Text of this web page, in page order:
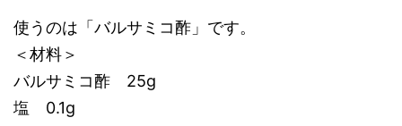
使うのは「バルサミコ酢」です。
＜材料＞
バルサミコ酢 25g
塩 0.1g